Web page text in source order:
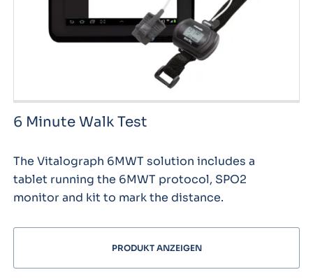
6 Minute Walk Test
The Vitalograph 6MWT solution includes a
tablet running the 6MWT protocol, SPO2
monitor and kit to mark the distance.
PRODUKT ANZEIGEN